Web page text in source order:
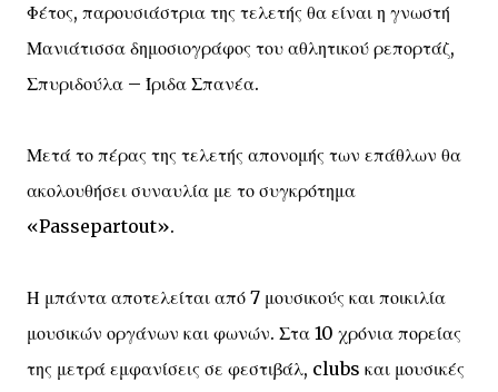
Φέτος, παρουσιάστρια της τελετής θα είναι η γνωστή
Μανιάτισσα δημοσιογράφος του αθλητικού ρεπορτάζ,
Σπυριδούλα – Ίριδα Σπανέα.
Μετά το πέρας της τελετής απονομής των επάθλων θα
ακολουθήσει συναυλία με το συγκρότημα
«Passepartout».
Η μπάντα αποτελείται από 7 μουσικούς και ποικιλία
μουσικών οργάνων και φωνών. Στα 10 χρόνια πορείας
της μετρά εμφανίσεις σε φεστιβάλ, clubs και μουσικές